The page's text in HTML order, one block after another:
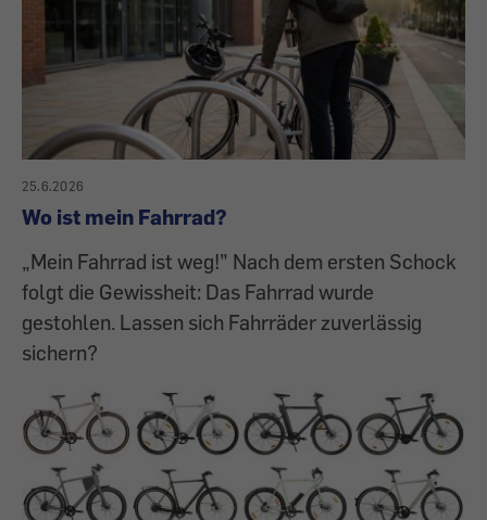
25.6.2026
Wo ist mein Fahrrad?
„Mein Fahrrad ist weg!” Nach dem ersten Schock
folgt die Gewissheit: Das Fahrrad wurde
gestohlen. Lassen sich Fahrräder zuverlässig
sichern?